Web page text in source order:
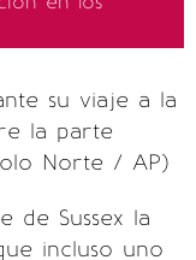
su viaje a la
la parte
Norte / AP)
de Sussex la
incluso uno